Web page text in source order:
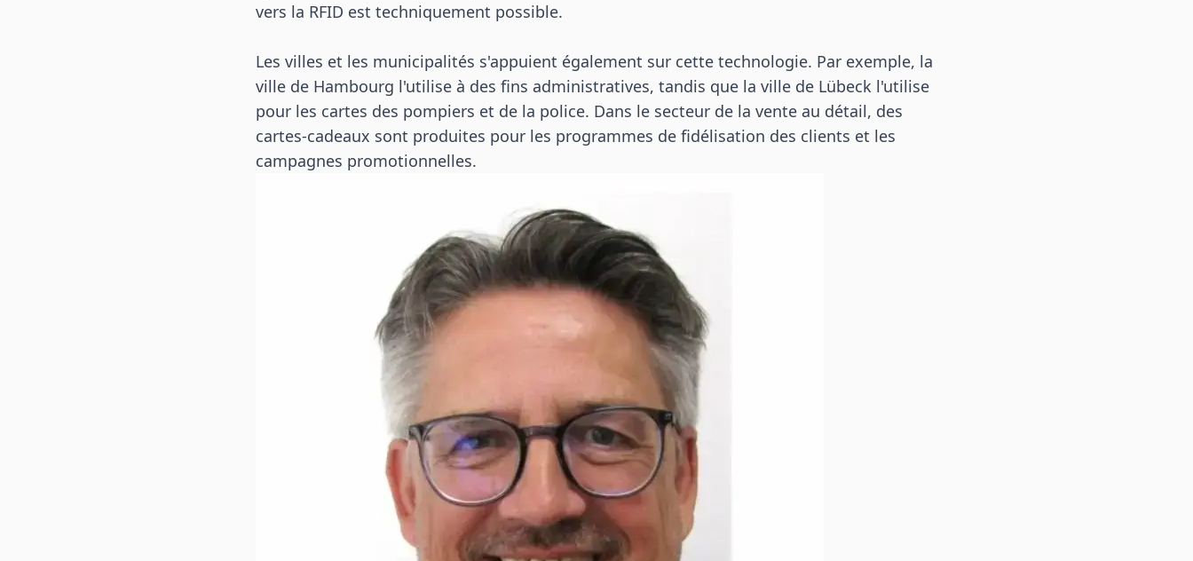
vers la RFID est techniquement possible.
Les villes et les municipalités s'appuient également sur cette technologie. Par exemple, la
ville de Hambourg l'utilise à des fins administratives, tandis que la ville de Lübeck l'utilise
pour les cartes des pompiers et de la police. Dans le secteur de la vente au détail, des
cartes-cadeaux sont produites pour les programmes de fidélisation des clients et les
campagnes promotionnelles.